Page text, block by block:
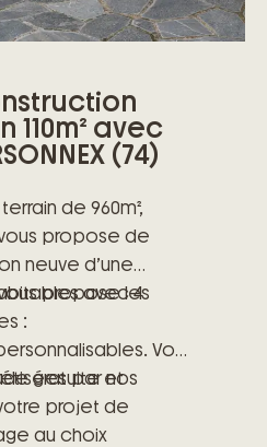
110m² avec
(74)
terrain de 960m²,
vous propose de
neuve d’une
avec 4
vous propose les
:
Vos
par nos
au choix
gratuite et
projet de